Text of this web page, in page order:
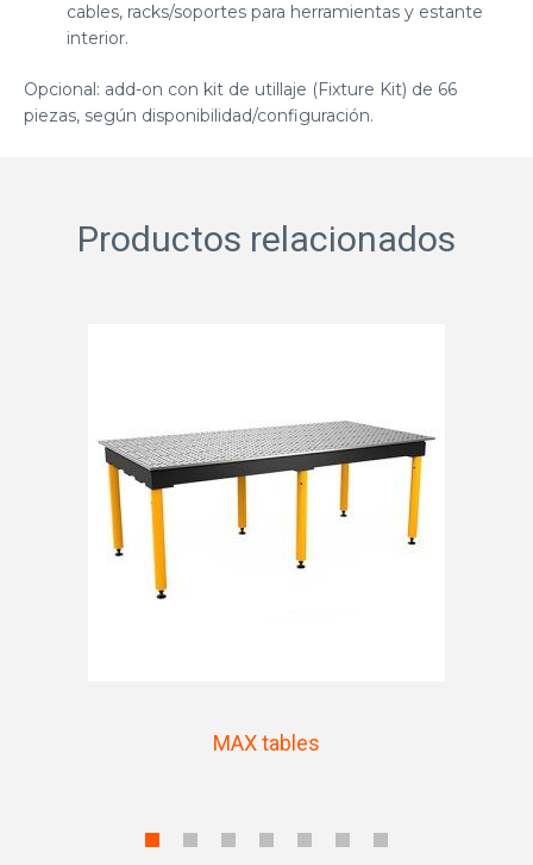
cables, racks/soportes para herramientas y estante
interior.
Opcional: add-on con kit de utillaje (Fixture Kit) de 66
piezas, según disponibilidad/configuración.
Productos relacionados
MAX tables